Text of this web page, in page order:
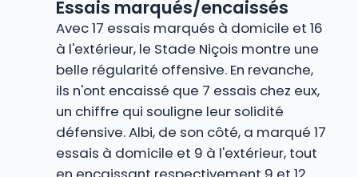
Essais marqués/encaissés
Avec 17 essais marqués à domicile et 16
à l'extérieur, le Stade Niçois montre une
belle régularité offensive. En revanche,
ils n'ont encaissé que 7 essais chez eux,
un chiffre qui souligne leur solidité
défensive. Albi, de son côté, a marqué 17
essais à domicile et 9 à l'extérieur, tout